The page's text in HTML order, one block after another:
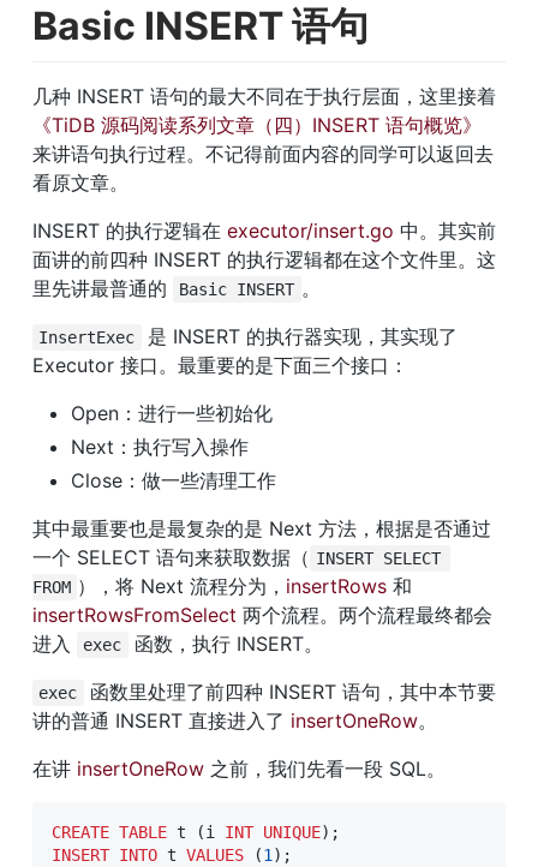
Basic INSERT 语句
几种 INSERT 语句的最大不同在于执行层面，这里接着
《TiDB 源码阅读系列文章（四）INSERT 语句概览》
来讲语句执行过程。不记得前面内容的同学可以返回去
看原文章。
INSERT 的执行逻辑在 executor/insert.go 中。其实前
面讲的前四种 INSERT 的执行逻辑都在这个文件里。这
里先讲最普通的
Basic INSERT 。
InsertExec
是 INSERT 的执行器实现，其实现了
Executor 接口。最重要的是下面三个接口：
Open：进行一些初始化
Next：执行写入操作
Close：做一些清理工作
其中最重要也是最复杂的是 Next 方法，根据是否通过
一个 SELECT 语句来获取数据（ INSERT SELECT
FROM ），将 Next 流程分为， insertRows 和
insertRowsFromSelect 两个流程。两个流程最终都会
进入
exec 函数，执行 INSERT。
exec
函数里处理了前四种 INSERT 语句，其中本节要
讲的普通 INSERT 直接进入了 insertOneRow。
在讲 insertOneRow 之前，我们先看一段 SQL。
CREATE TABLE t (i INT UNIQUE) ;
INSERT INTO t VALUES (1 ) ;